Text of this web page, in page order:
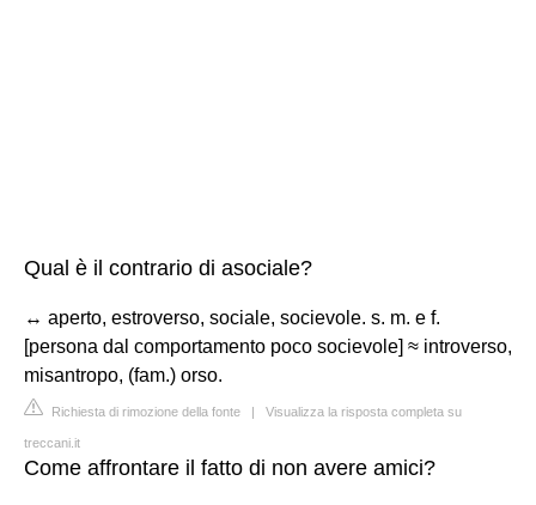
Qual è il contrario di asociale?
↔ aperto, estroverso, sociale, socievole. s. m. e f.
[persona dal comportamento poco socievole] ≈ introverso,
misantropo, (fam.) orso.
Richiesta di rimozione della fonte | Visualizza la risposta completa su
treccani.it
Come affrontare il fatto di non avere amici?